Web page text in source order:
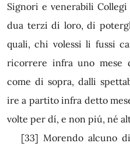
Signori e venerabili
dua terzi di loro, di
quali, chi volessi li fussi
ricorrere infra uno mese
come di sopra, dalli
ire a partito infra detto
volte per dí, e non piú, né
[33] Morendo alcuno